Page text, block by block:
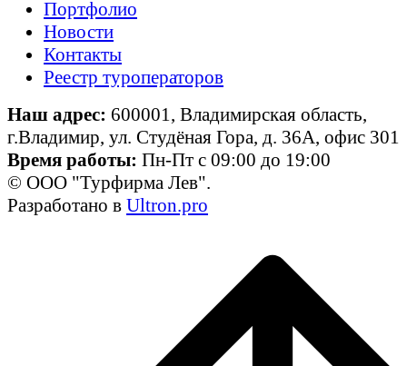
Портфолио
Новости
Контакты
Реестр туроператоров
Наш адрес: 600001, Владимирская область,
г.Владимир, ул. Студёная Гора, д. 36А, офис 301
Время работы: Пн-Пт с 09:00 до 19:00
© ООО "Турфирма Лев".
Разработано в Ultron.pro